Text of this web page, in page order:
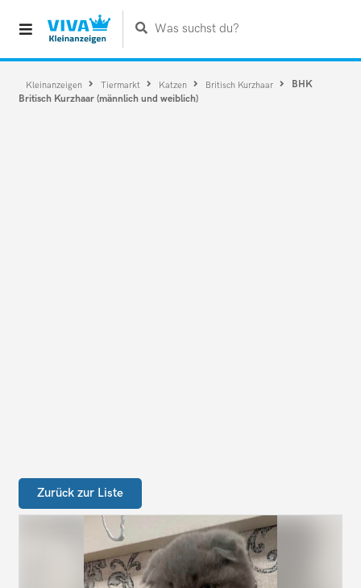
Was suchst du?
Kleinanzeigen Tiermarkt Katzen Britisch Kurzhaar
BHK
Britisch Kurzhaar (männlich und weiblich)
Zurück zur Liste